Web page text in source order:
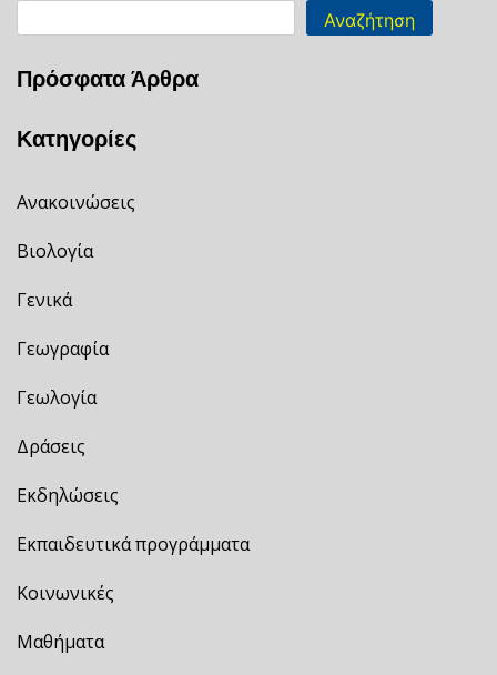
Αναζήτηση
Πρόσφατα Άρθρα
Κατηγορίες
Ανακοινώσεις
Βιολογία
Γενικά
Γεωγραφία
Γεωλογία
Δράσεις
Εκδηλώσεις
Εκπαιδευτικά προγράμματα
Κοινωνικές
Μαθήματα